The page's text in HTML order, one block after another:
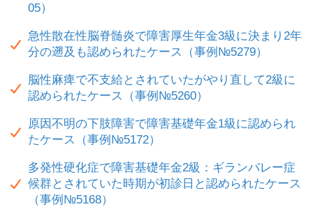
05）
急性散在性脳脊髄炎で障害厚生年金3級に決まり2年
分の遡及も認められたケース（事例№5279）
脳性麻痺で不支給とされていたがやり直して2級に
認められたケース（事例№5260）
原因不明の下肢障害で障害基礎年金1級に認められ
たケース（事例№5172）
多発性硬化症で障害基礎年金2級：ギランバレー症
候群とされていた時期が初診日と認められたケース
（事例№5168）